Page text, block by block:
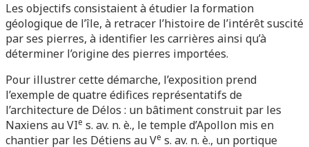
Les objectifs consistaient à étudier la formation
géologique de l’île, à retracer l’histoire de l’intérêt suscité
par ses pierres, à identifier les carrières ainsi qu’à
déterminer l’origine des pierres importées.
Pour illustrer cette démarche, l’exposition prend
l’exemple de quatre édifices représentatifs de
l’architecture de Délos : un bâtiment construit par les
Naxiens au VIe s. av. n. è., le temple d’Apollon mis en
chantier par les Détiens au Ve s. av. n. è., un portique